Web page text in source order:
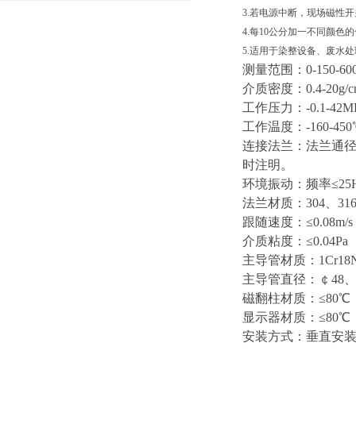
3.若电源中断，现场磁性
4.每10公分加一不同颜色
5.适用于染整设备、废水
测量范围：0-150-
介质密度：0.4-20g/
工作压力：-0.1-
工作温度：-160-
连接法兰：法兰通
时注明。
环境振动：频率
法兰材质：304、
跟随速度：≤0.08m/s
介质粘度：≤0.04Pa
主导管材质：
主导管直径：￠48
磁翻柱材质：≤80℃
显示器材质：≤80℃
安装方式：垂直安